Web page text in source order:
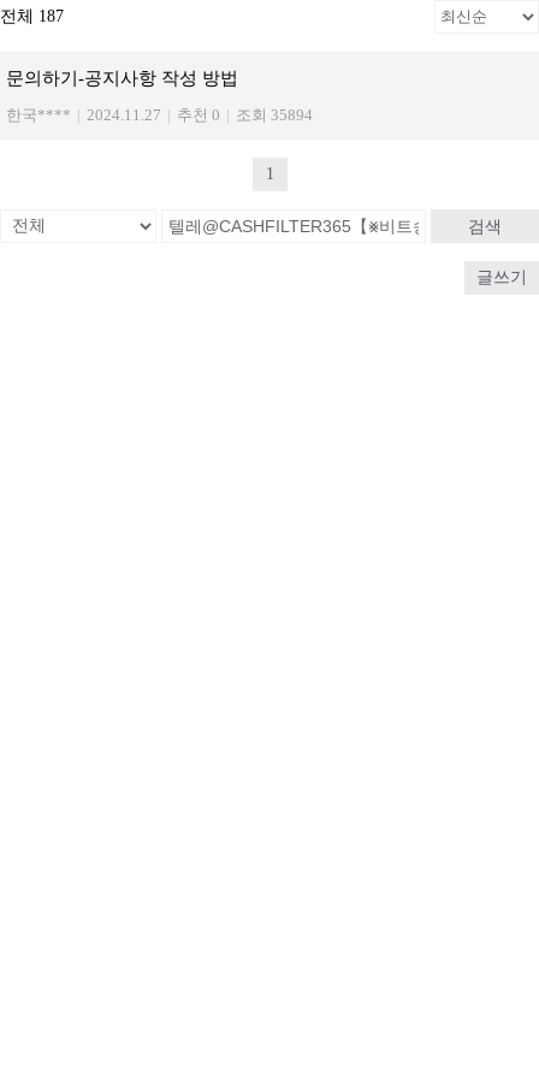
전체 187
문의하기-공지사항 작성 방법
한국**** | 2024.11.27 | 추천 0 | 조회 35894
1
검색
글쓰기